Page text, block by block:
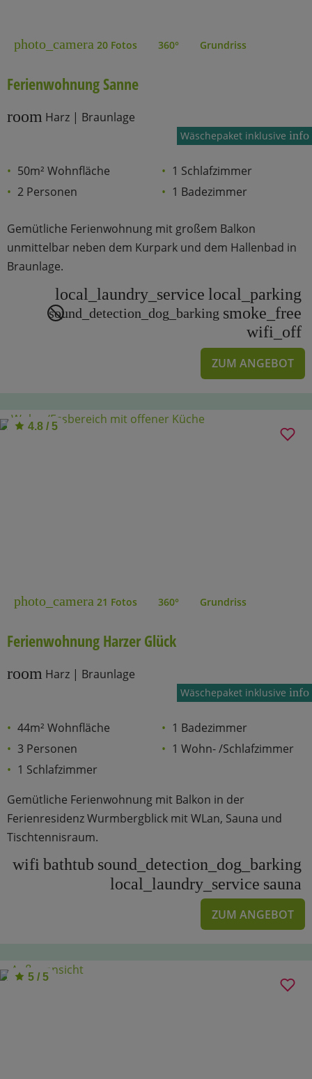
photo_camera 20 Fotos 360° Grundriss
Ferienwohnung Sanne
room Harz | Braunlage
Wäschepaket inklusiveinfo
50m² Wohnfläche
2 Personen
1 Schlafzimmer
1 Badezimmer
Gemütliche Ferienwohnung mit großem Balkon
unmittelbar neben dem Kurpark und dem Hallenbad in
Braunlage.
local_laundry_service local_parking
sound_detection_dog_barking smoke_free
wifi_off
ZUM ANGEBOT
4.8 / 5
photo_camera 21 Fotos 360° Grundriss
Ferienwohnung Harzer Glück
room Harz | Braunlage
Wäschepaket inklusiveinfo
44m² Wohnfläche
3 Personen
1 Schlafzimmer
1 Badezimmer
1 Wohn- /Schlafzimmer
Gemütliche Ferienwohnung mit Balkon in der
Ferienresidenz Wurmbergblick mit WLan, Sauna und
Tischtennisraum.
wifi bathtub sound_detection_dog_barking
local_laundry_service sauna
ZUM ANGEBOT
5 / 5